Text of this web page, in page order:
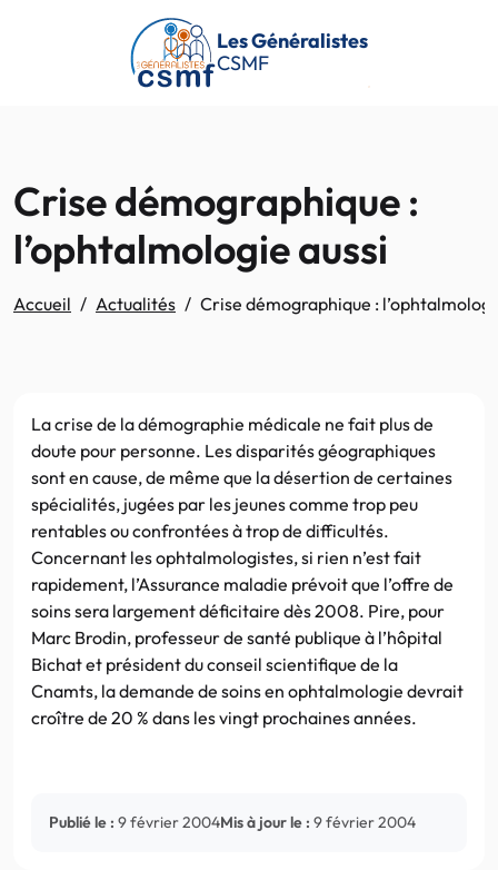
Passer au contenu principal
Les Généralistes
CSMF
Crise démographique :
l’ophtalmologie aussi
Accueil Actualités Crise démographique :
La crise de la démographie médicale ne fait plus de
doute pour personne. Les disparités géographiques
sont en cause, de même que la désertion de certaines
spécialités, jugées par les jeunes comme trop peu
rentables ou confrontées à trop de difficultés.
Concernant les ophtalmologistes, si rien n’est fait
rapidement, l’Assurance maladie prévoit que l’offre de
soins sera largement déficitaire dès 2008. Pire, pour
Marc Brodin, professeur de santé publique à l’hôpital
Bichat et président du conseil scientifique de la
Cnamts, la demande de soins en ophtalmologie devrait
croître de 20 % dans les vingt prochaines années.
Publié le : 9 février 2004Mis à jour le : 9 février 2004